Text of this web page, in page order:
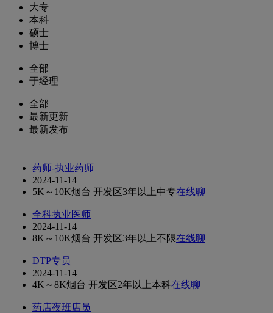
大专
本科
硕士
博士
全部
于经理
全部
最新更新
最新发布
药师-执业药师
2024-11-14
5K～10K烟台 开发区3年以上中专在线聊
全科执业医师
2024-11-14
8K～10K烟台 开发区3年以上不限在线聊
DTP专员
2024-11-14
4K～8K烟台 开发区2年以上本科在线聊
药店夜班店员